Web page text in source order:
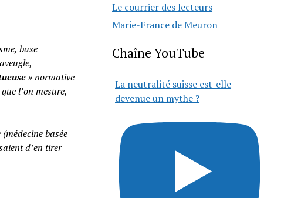
base
» normative
l’on mesure,
basée
d’en tirer
Le courrier des lecteurs
Marie-France de Meuron
Chaîne YouTube
La neutralité suisse est-elle
devenue un mythe ?